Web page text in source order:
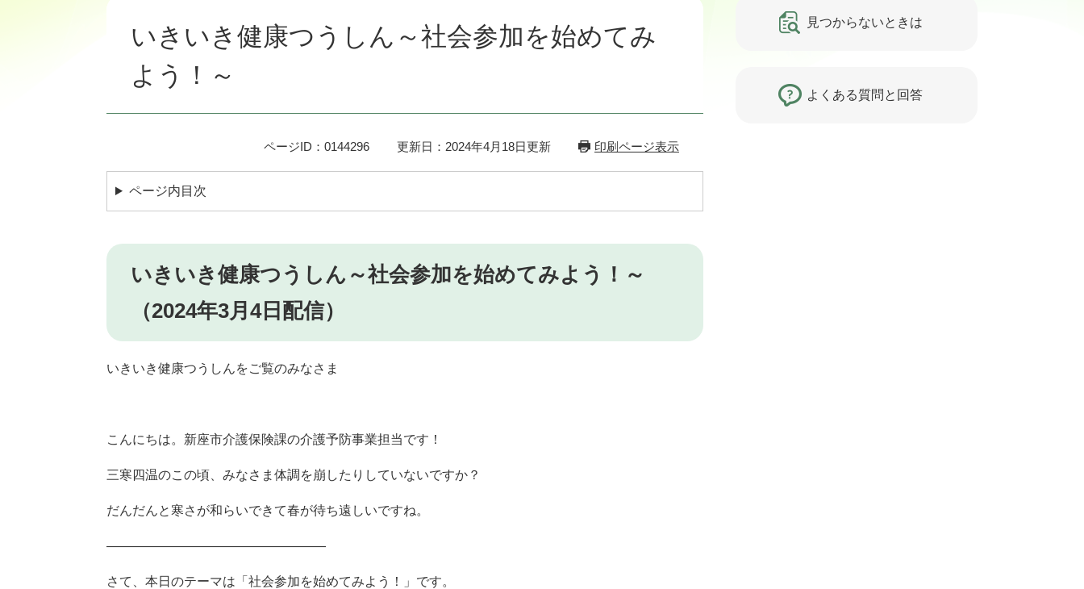
いきいき健康つうしん～社会参加を始めてみ
よう！～
ページID：0144296 更新日：2024年4月18日更新 印刷ページ表示
ページ内目次
いきいき健康つうしん～社会参加を始めてみよう！～
（2024年3月4日配信）
いきいき健康つうしんをご覧のみなさま
こんにちは。新座市介護保険課の介護予防事業担当です！
三寒四温のこの頃、みなさま体調を崩したりしていないですか？
だんだんと寒さが和らいできて春が待ち遠しいですね。
―――――――――――――――――
さて、本日のテーマは「社会参加を始めてみよう！」です。
見つからないときは
よくある質問と回答